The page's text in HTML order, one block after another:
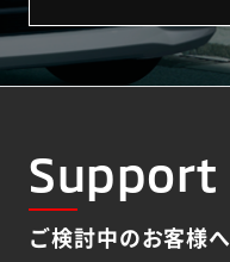
Support
ご検討中のお客様へ